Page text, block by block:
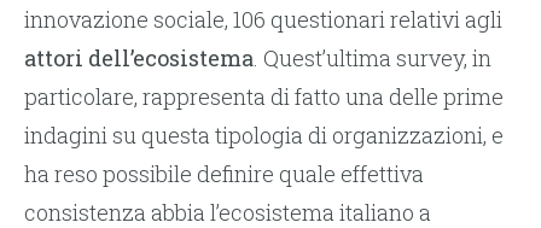
innovazione sociale, 106 questionari relativi agli
attori dell’ecosistema . Quest’ultima survey, in
particolare, rappresenta di fatto una delle prime
indagini su questa tipologia di organizzazioni, e
ha reso possibile definire quale effettiva
consistenza abbia l’ecosistema italiano a